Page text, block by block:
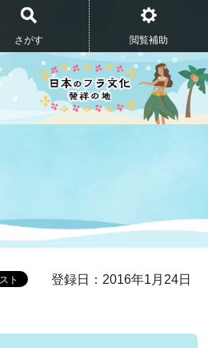
さがす 閲覧補助
登録日：2016年1月24日